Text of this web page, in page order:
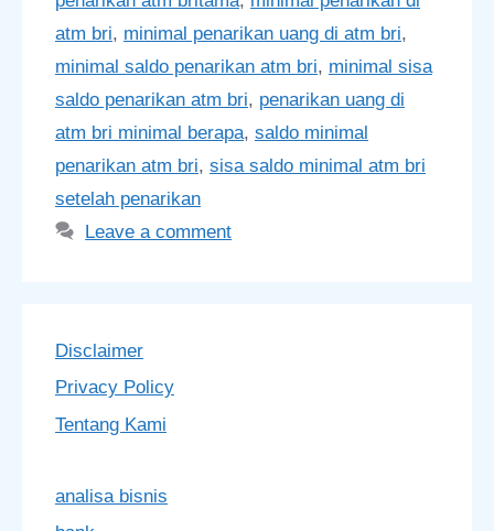
atm bri, minimal penarikan uang di atm bri,
minimal saldo penarikan atm bri, minimal sisa
saldo penarikan atm bri, penarikan uang di
atm bri minimal berapa, saldo minimal
penarikan atm bri, sisa saldo minimal atm bri
setelah penarikan
Leave a comment
Disclaimer
Privacy Policy
Tentang Kami
analisa bisnis